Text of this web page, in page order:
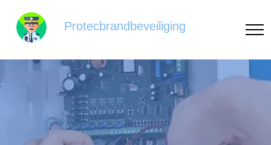
Protecbrandbeveiliging